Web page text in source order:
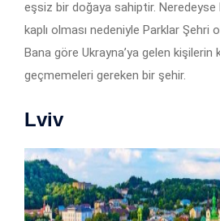
eşsiz bir doğaya sahiptir. Neredeyse
kaplı olması nedeniyle Parklar Şehri
Bana göre Ukrayna’ya gelen kişilerin
geçmemeleri gereken bir şehir.
Lviv